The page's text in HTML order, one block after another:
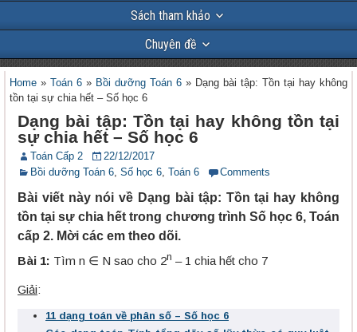
Sách tham khảo
Chuyên đề
Home » Toán 6 » Bồi dưỡng Toán 6 » Dạng bài tập: Tồn tại hay không
tồn tại sự chia hết – Số học 6
Dạng bài tập: Tồn tại hay không tồn tại
sự chia hết – Số học 6
Toán Cấp 2
22/12/2017
Bồi dưỡng Toán 6, Số học 6, Toán 6 Comments
Bài viết này nói về Dạng bài tập: Tồn tại hay không
tồn tại sự chia hết trong chương trình Số học 6, Toán
cấp 2. Mời các em theo dõi.
Bài 1: Tìm n ∈ N sao cho 2n – 1 chia hết cho 7
Giải:
11 dạng toán về phân số – Số học 6